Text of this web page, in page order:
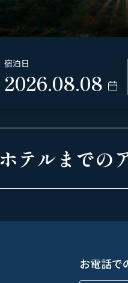
宿泊日
ホテルまでの
お電話で